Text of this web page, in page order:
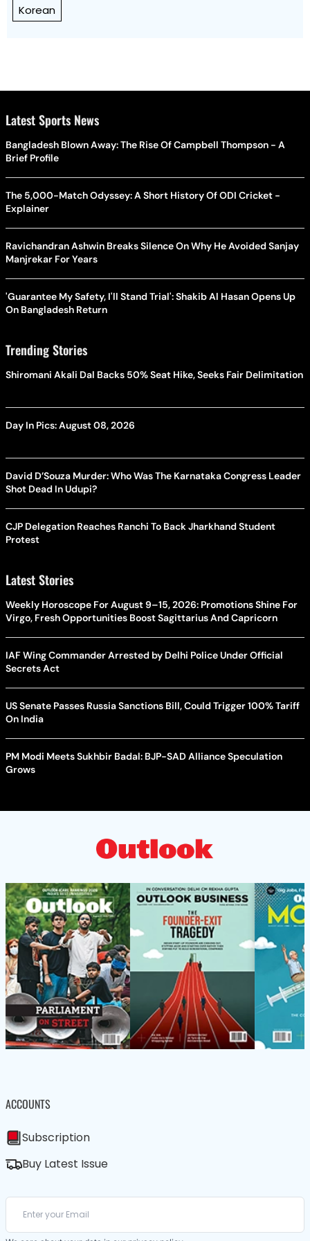
Korean
Latest Sports News
Bangladesh Blown Away: The Rise Of Campbell Thompson - A
Brief Profile
The 5,000-Match Odyssey: A Short History Of ODI Cricket -
Explainer
Ravichandran Ashwin Breaks Silence On Why He Avoided Sanjay
Manjrekar For Years
'Guarantee My Safety, I'll Stand Trial': Shakib Al Hasan Opens Up
On Bangladesh Return
Trending Stories
Shiromani Akali Dal Backs 50% Seat Hike, Seeks Fair Delimitation
Day In Pics: August 08, 2026
David D’Souza Murder: Who Was The Karnataka Congress Leader
Shot Dead In Udupi?
CJP Delegation Reaches Ranchi To Back Jharkhand Student
Protest
Latest Stories
Weekly Horoscope For August 9–15, 2026: Promotions Shine For
Virgo, Fresh Opportunities Boost Sagittarius And Capricorn
IAF Wing Commander Arrested by Delhi Police Under Official
Secrets Act
US Senate Passes Russia Sanctions Bill, Could Trigger 100% Tariff
On India
PM Modi Meets Sukhbir Badal: BJP-SAD Alliance Speculation
Grows
ACCOUNTS
Subscription
Buy Latest Issue